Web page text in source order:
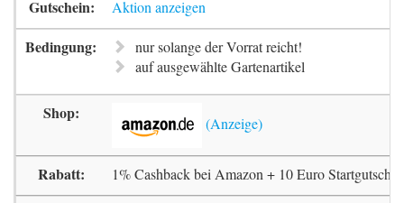
Aktion anzeigen
nur solange der Vorrat reicht!
auf ausgewählte Gartenartikel
1% Cashback bei Amazon + 10 Euro